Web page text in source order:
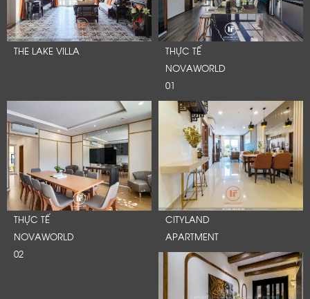
THE LAKE VILLA
THỰC TẾ
NOVAWORLD
01
THỰC TẾ
NOVAWORLD
02
CITYLAND
APARTMENT